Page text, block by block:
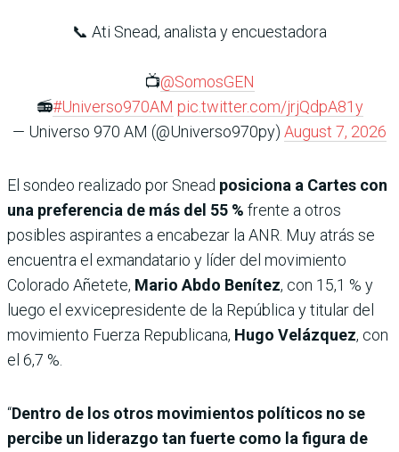
📞 Ati Snead, analista y encuestadora
📺@SomosGEN
📻#Universo970AM pic.twitter.com/jrjQdpA81y
— Universo 970 AM (@Universo970py) August 7, 2026
El sondeo realizado por Snead posiciona a Cartes con
una preferencia de más del 55 % frente a otros
posibles aspirantes a encabezar la ANR. Muy atrás se
encuentra el exmandatario y líder del movimiento
Colorado Añetete, Mario Abdo Benítez, con 15,1 % y
luego el exvicepresidente de la República y titular del
movimiento Fuerza Republicana, Hugo Velázquez, con
el 6,7 %.
“Dentro de los otros movimientos políticos no se
percibe un liderazgo tan fuerte como la figura de